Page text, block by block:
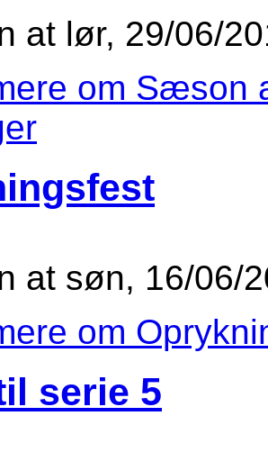
at lør, 29/06/
om Sæson
at søn, 16/06/
om
serie 5